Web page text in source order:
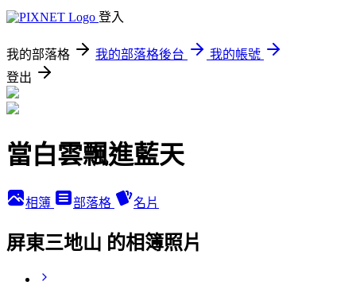
登入
我的部落格 我的部落格後台
我的帳號
登出
當白雲飄進藍天
相簿 部落格 名片
屏東三地山 的相簿照片